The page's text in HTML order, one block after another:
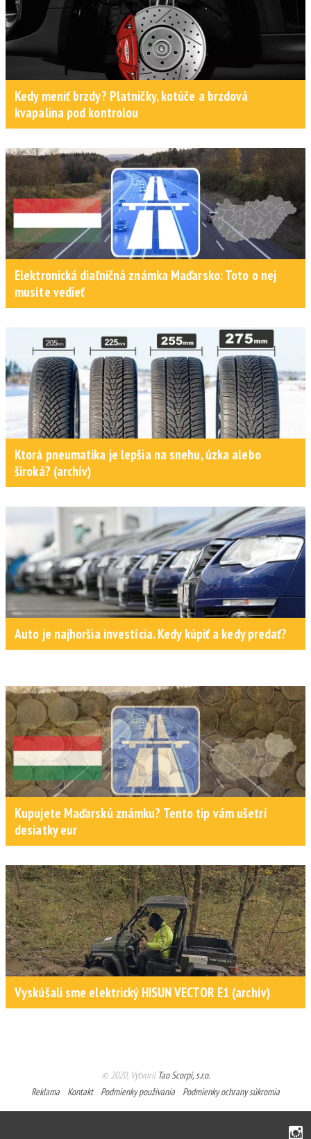
Kedy meniť brzdy? Platničky, kotúče a brzdová
kvapalina pod kontrolou
Elektronická diaľničná známka Maďarsko: Toto o nej
musíte vedieť
Ktorá pneumatika je lepšia na snehu, úzka alebo
široká? (archív)
Auto je najhoršia investícia. Kedy kúpiť a kedy predať?
Kupujete Maďarskú známku? Tento tip vám ušetrí
desiatky eur
Vyskúšali sme elektrický HISUN VECTOR E1 (archív)
© 2020, Vytvoril Tao Scorpi, s.r.o.
Reklama
Kontakt Podmienky používania Podmienky ochrany súkromia
Instagram